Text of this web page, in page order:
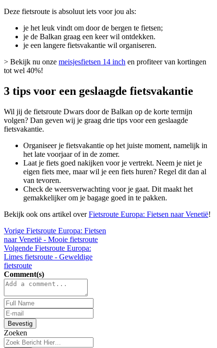
Deze fietsroute is absoluut iets voor jou als:
je het leuk vindt om door de bergen te fietsen;
je de Balkan graag een keer wil ontdekken.
je een langere fietsvakantie wil organiseren.
> Bekijk nu onze meisjesfietsen 14 inch en profiteer van kortingen
tot wel 40%!
3 tips voor een geslaagde fietsvakantie
Wil jij de fietsroute Dwars door de Balkan op de korte termijn
volgen? Dan geven wij je graag drie tips voor een geslaagde
fietsvakantie.
Organiseer je fietsvakantie op het juiste moment, namelijk in
het late voorjaar of in de zomer.
Laat je fiets goed nakijken voor je vertrekt. Neem je niet je
eigen fiets mee, maar wil je een fiets huren? Regel dit dan al
van tevoren.
Check de weersverwachting voor je gaat. Dit maakt het
gemakkelijker om je bagage goed in te pakken.
Bekijk ook ons artikel overFietsroute Europa: Fietsen naar Venetië!
Vorige Fietsroute Europa: Fietsen
naar Venetië - Mooie fietsroute
Volgende Fietsroute Europa:
Limes fietsroute - Geweldige
fietsroute
Comment(s)
Bevestig
Zoeken